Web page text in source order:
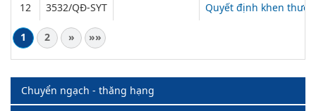
12
3532/QĐ-SYT Quyết định khen
1 2 » »»
Chuyển ngạch - thăng hạng